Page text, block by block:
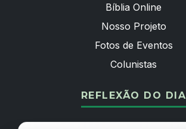
Bíblia Online
Nosso Projeto
Fotos de Eventos
Colunistas
REFLEXÃO DO DIA